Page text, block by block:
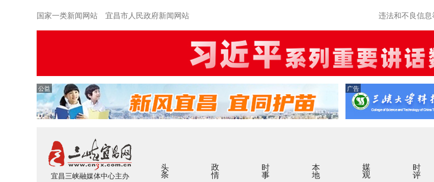
国家一类新闻网站 宜昌市人民政府新闻网站 违法和不良信
公益 广告
宜昌三峡融媒体中心主办
头条 政情 时事 本地 媒观 时评